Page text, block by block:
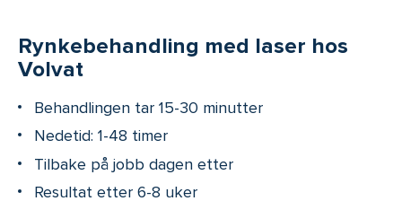
Rynkebehandling med laser hos
Volvat
Behandlingen tar 15-30 minutter
Nedetid: 1-48 timer
Tilbake på jobb dagen etter
Resultat etter 6-8 uker